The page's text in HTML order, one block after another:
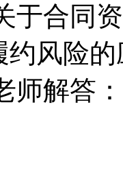
于合同
约风险
师解答